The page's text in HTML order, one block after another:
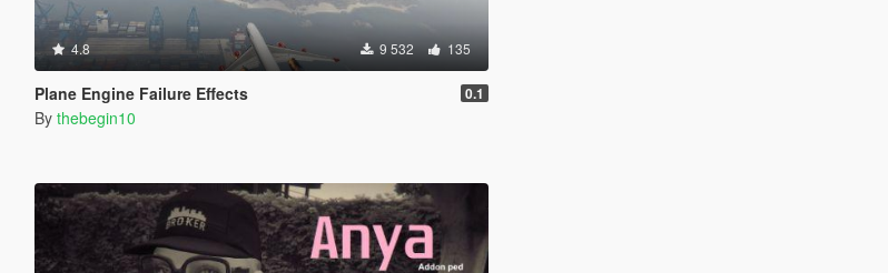
4.8 9 532 135
Plane Engine Failure Effects 0.1
By thebegin10